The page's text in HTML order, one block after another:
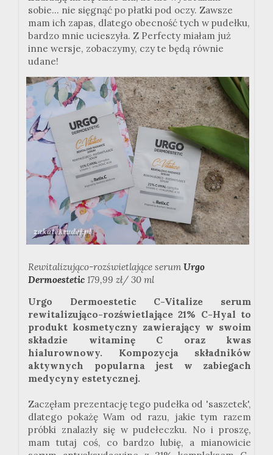
sobie... nie sięgnąć po płatki pod oczy. Zawsze
mam ich zapas, dlatego obecność tych w pudełku,
bardzo mnie ucieszyła. Z Perfecty miałam już
inne wersje, zobaczymy, czy te będą równie
udane!
Rewitalizująco-rozświetlające serum Urgo
Dermoestetic 179,99 zł/ 30 ml
Urgo Dermoestetic C-Vitalize serum
rewitalizująco-rozświetlające 21% C-Hyal to
produkt kosmetyczny zawierający w swoim
składzie witaminę C oraz kwas
hialurownowy. Kompozycja składników
aktywnych popularna jest w zabiegach
medycyny estetycznej.
Zaczęłam prezentację tego pudełka od 'saszetek',
dlatego pokażę Wam od razu, jakie tym razem
próbki znalazły się w pudełeczku. No i proszę,
mam tutaj coś, co bardzo lubię, a mianowicie